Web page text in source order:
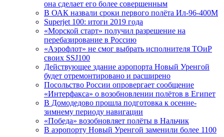
она сделает его более совершенным
В ОАК назвали сроки первого полёта Ил-96-400М
Superjet 100: итоги 2019 года
«Морской старт» получил разрешение на
перебазирование в Россию
«Аэрофлот» не смог выбрать исполнителя ТОиР
своих SSJ100
Действующее здание аэропорта Новый Уренгой
будет отремонтировано и расширено
Посольство России опровергает сообщение
«Интерфакса» о возобновлении полётов в Египет
В Домодедово прошла подготовка к осенне-
зимнему периоду навигации
«Победа» возобновляет полёты в Нальчик
В аэропорту Новый Уренгой заменили более 1100